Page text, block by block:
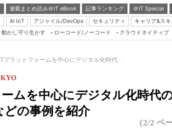
連載まとめ読み＠IT eBook 記事ランキング ＠IT Special
AI IoT アジャイル/DevOps セキュリティ キャリア&ス
動かし守り生かす ローコード/ノーコード クラウドネイティブ
プラットフォームを中心にデジタル化時代...
ムを中心にデジタル化時代
どの事例を紹介
（2/2 ペ